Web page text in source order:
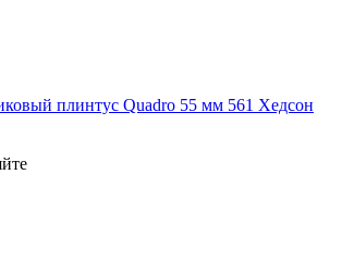
плинтус Quadro 55 мм 561 Хедсон